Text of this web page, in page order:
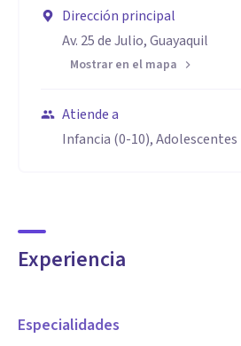
Dirección principal
Av. 25 de Julio, Guayaquil
Mostrar en el mapa
Atiende a
Infancia (0-10),
Experiencia
Especialidades